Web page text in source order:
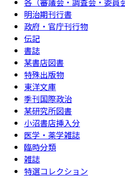
明治期刊行書
政府・官庁刊行物
伝記
書誌
某書店図書
特殊出版物
東洋文庫
季刊国際政治
某研究所図書
小沼書店挿入分
医学・薬学雑誌
臨時分類
雑誌
特選コレクション